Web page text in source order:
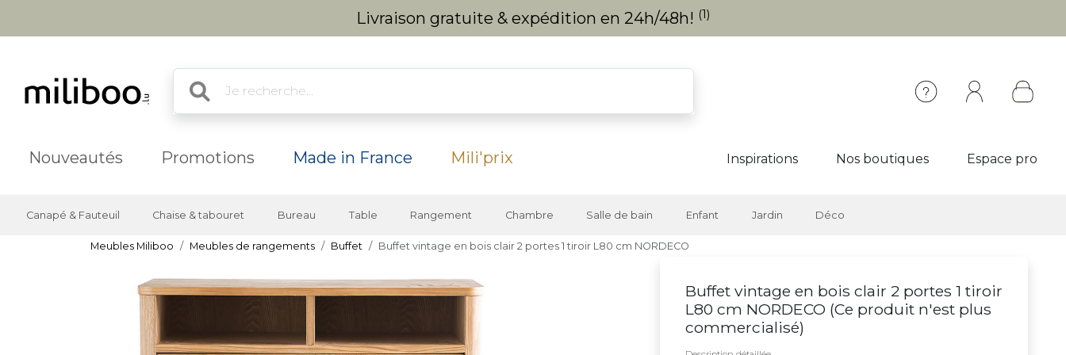
Livraison gratuite & expédition en 24h/48h! (1)
Nouveautés Promotions Made in France Mili'prix Inspirations Nos boutiques Espace pro
Canapé & Fauteuil Chaise & tabouret Bureau Table Rangement Chambre Salle de bain Enfant Jardin Déco
Meubles Miliboo Meubles de rangements Buffet Buffet vintage en bois clair 2 portes 1 tiroir L80 cm NORDECO
Buffet vintage en bois clair 2 portes 1 tiroir
L80 cm NORDECO (Ce produit n'est plus
commercialisé)